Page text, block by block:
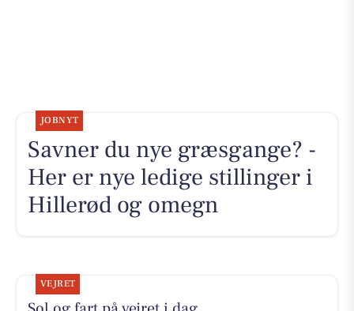
JOBNYT
Savner du nye græsgange? -
Her er nye ledige stillinger i
Hillerød og omegn
VEJRET